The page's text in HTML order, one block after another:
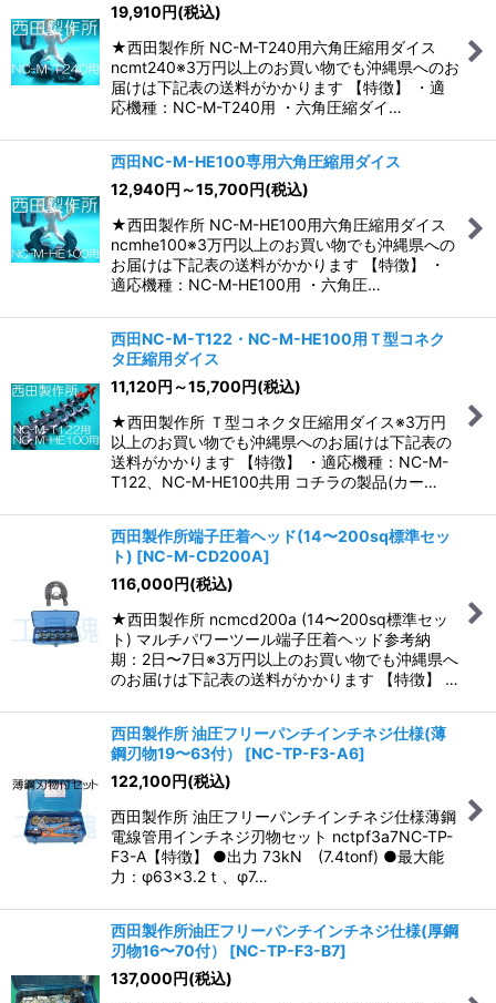
19,910円(税込)
★西田製作所 NC-M-T240用六角圧縮用ダイス
ncmt240※3万円以上のお買い物でも沖縄県へのお
届けは下記表の送料がかかります 【特徴】 ・適
応機種：NC-M-T240用 ・六角圧縮ダイ…
西田NC-M-HE100専用六角圧縮用ダイス
12,940円 ～15,700円(税込)
★西田製作所 NC-M-HE100用六角圧縮用ダイス
ncmhe100※3万円以上のお買い物でも沖縄県への
お届けは下記表の送料がかかります 【特徴】 ・
適応機種：NC-M-HE100用 ・六角圧…
西田NC-M-T122・NC-M-HE100用Ｔ型コネク
タ圧縮用ダイス
11,120円 ～15,700円(税込)
★西田製作所 Ｔ型コネクタ圧縮用ダイス※3万円
以上のお買い物でも沖縄県へのお届けは下記表の
送料がかかります 【特徴】 ・適応機種：NC-M-
T122、NC-M-HE100共用 コチラの製品(カー…
西田製作所端子圧着ヘッド(14〜200sq標準セッ
ト) [NC-M-CD200A]
116,000円(税込)
★西田製作所 ncmcd200a (14〜200sq標準セッ
ト) マルチパワーツール端子圧着ヘッド参考納
期：2日〜7日※3万円以上のお買い物でも沖縄県へ
のお届けは下記表の送料がかかります 【特徴】 …
西田製作所 油圧フリーパンチインチネジ仕様(薄
鋼刃物19〜63付）
[NC-TP-F3-A6]
122,100円(税込)
西田製作所 油圧フリーパンチインチネジ仕様薄鋼
電線管用インチネジ刃物セット nctpf3a7NC-TP-
F3-A【特徴】 ●出力 73kN (7.4tonf) ●最大能
力：φ63×3.2ｔ、φ7…
西田製作所油圧フリーパンチインチネジ仕様(厚鋼
刃物16〜70付）
[NC-TP-F3-B7]
137,000円(税込)